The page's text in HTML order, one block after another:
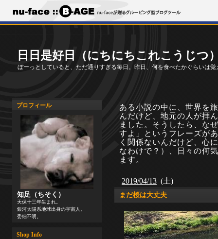
日日是好日（にちにちこれこうじつ
ぼーっとしていると、ただ通りすぎる毎日。昨日、何を食べたかぐらいは
ある小説の中に、世界を
んだけど、地元の人が拝
ました。そうしたら、な
すよ」というフレーズが
く関係ないんだけど、心
なわけで？）、日々の何
ます。
2019/04/13 (土)
まだ桜は大丈夫
プロフィール
知足（ちそく）
天保十三年生まれ。
銀河太陽系地球出身の宇宙人。
委細不明。
Shop Info